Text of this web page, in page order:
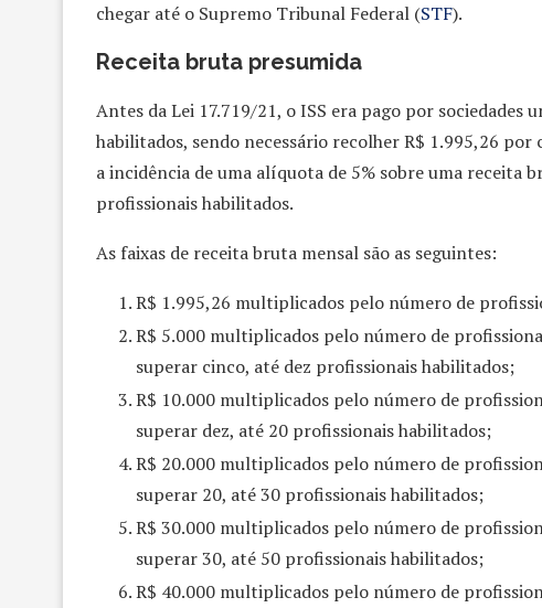
chegar até o Supremo Tribunal Federal (STF).
Receita bruta presumida
Antes da Lei 17.719/21, o ISS era pago por sociedades
habilitados, sendo necessário recolher R$ 1.995,26
a incidência de uma alíquota de 5% sobre uma receita
profissionais habilitados.
As faixas de receita bruta mensal são as seguintes:
R$ 1.995,26 multiplicados pelo número de
R$ 5.000 multiplicados pelo número de
superar cinco, até dez profissionais habilitados;
R$ 10.000 multiplicados pelo número de
superar dez, até 20 profissionais habilitados;
R$ 20.000 multiplicados pelo número de
superar 20, até 30 profissionais habilitados;
R$ 30.000 multiplicados pelo número de
superar 30, até 50 profissionais habilitados;
R$ 40.000 multiplicados pelo número de